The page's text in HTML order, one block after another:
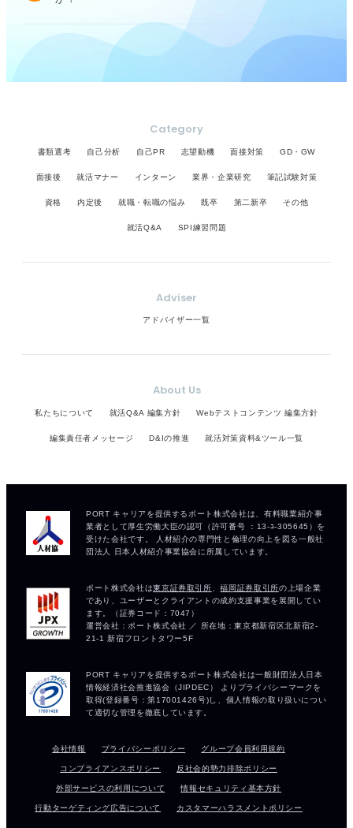
Category
書類選考 自己分析 自己PR 志望動機 面接対策 GD・GW
面接後 就活マナー インターン 業界・企業研究 筆記試験対策
資格 内定後 就職・転職の悩み 既卒 第二新卒 その他
就活Q&A SPI練習問題
Adviser
アドバイザー一覧
About Us
私たちについて 就活Q&A 編集方針 Webテストコンテンツ 編集方針
編集責任者メッセージ D&Iの推進 就活対策資料&ツール一覧
会社情報 プライバシーポリシー グループ会員利用規約
コンプライアンスポリシー 反社会的勢力排除ポリシー
外部サービスの利用について 情報セキュリティ基本方針
行動ターゲティング広告について カスタマーハラスメントポリシー